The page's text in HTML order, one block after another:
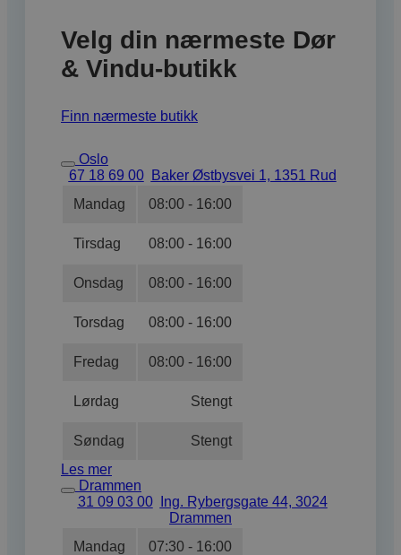
Velg din nærmeste Dør
& Vindu-butikk
Finn nærmeste butikk
Oslo
67 18 69 00
Baker Østbysvei 1, 1351 Rud
Mandag
08:00 - 16:00
Tirsdag 08:00 - 16:00
Onsdag 08:00 - 16:00
Torsdag 08:00 - 16:00
Fredag 08:00 - 16:00
Lørdag Stengt
Søndag
Stengt
Les mer
Drammen
31 09 03 00
Ing. Rybergsgate 44, 3024
Drammen
Mandag
07:30 - 16:00